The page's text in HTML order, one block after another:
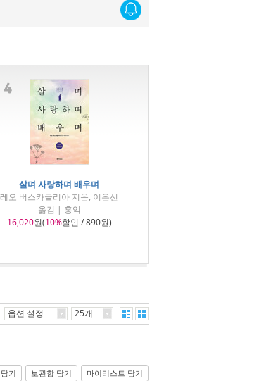
살며 사랑하며 배우며
레오 버스카글리아 지음, 이은선
옮김 | 홍익
16,020원(10%할인 / 890원)
옵션 설정 25개
기 보관함 담기 마이리스트 담기